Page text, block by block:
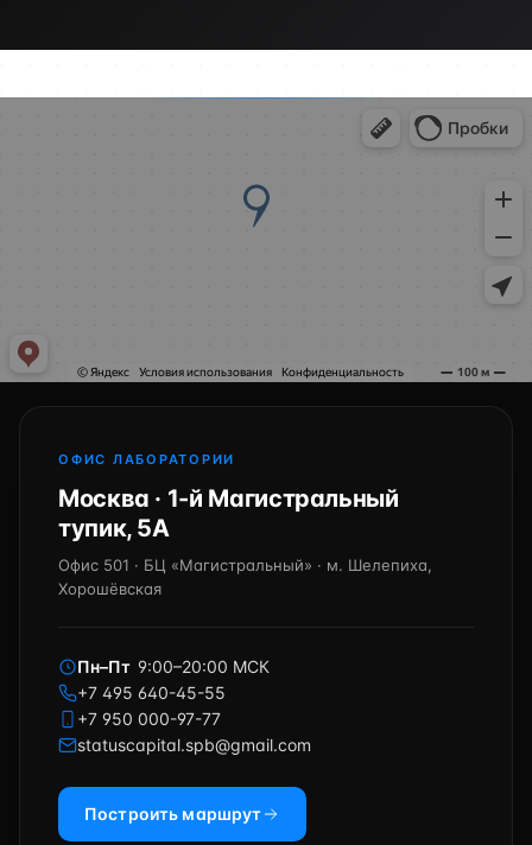
ОФИС ЛАБОРАТОРИИ
Москва · 1-й Магистральный
тупик, 5А
Офис 501 · БЦ «Магистральный» · м. Шелепиха,
Хорошёвская
Пн–Пт 9:00–20:00 МСК
+7 495 640-45-55
+7 950 000-97-77
statuscapital.spb@gmail.com
Построить маршрут